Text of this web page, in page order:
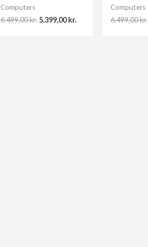
Computers
6.499,00kr. Original
5.399,00kr.
Computers
6.499,00kr.